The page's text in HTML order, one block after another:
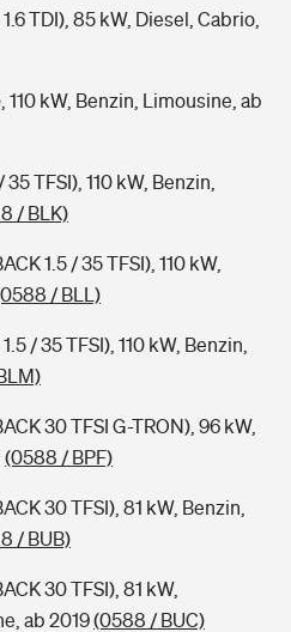
TDI), 85 kW, Diesel, Cabrio,
110 kW, Benzin, Limousine, ab
TFSI), 110 kW, Benzin,
/ BLK)
1.5 / 35 TFSI), 110 kW,
/ BLL)
/ 35 TFSI), 110 kW, Benzin,
30 TFSI G-TRON), 96 kW,
(0588 / BPF)
30 TFSI), 81 kW, Benzin,
/ BUB)
30 TFSI), 81 kW,
ab 2019(0588 / BUC)